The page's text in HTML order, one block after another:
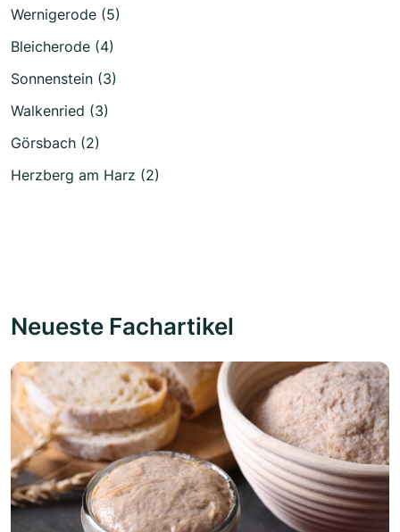
Wernigerode (5)
Bleicherode (4)
Sonnenstein (3)
Walkenried (3)
Görsbach (2)
Herzberg am Harz (2)
Neueste Fachartikel